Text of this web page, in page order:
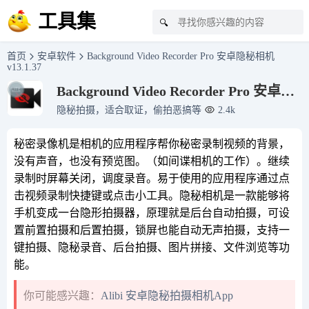
工具集 🔍
首页 安卓软件
Background Video Recorder Pro 安卓隐秘相机
v13.1.37
Background Video Recorder Pro 安卓隐
秘相机 v13.1.37
隐秘拍摄，适合取证，偷拍恶搞等 2.4k
秘密录像机是相机的应用程序帮你秘密录制视频的背景，
没有声音，也没有预览图。（如间谍相机的工作）。继续
录制时屏幕关闭，调度录音。易于使用的应用程序通过点
击视频录制快捷键或点击小工具。隐秘相机是一款能够将
手机变成一台隐形拍摄器，原理就是后台自动拍摄，可设
置前置拍摄和后置拍摄，锁屏也能自动无声拍摄，支持一
键拍摄、隐秘录音、后台拍摄、图片拼接、文件浏览等功
能。
你可能感兴趣： Alibi 安卓隐秘拍摄相机App